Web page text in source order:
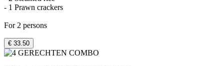
- 1 Prawn crackers
For 2 persons
€ 33.50